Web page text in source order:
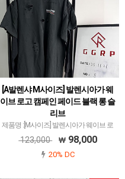
[A발렌샤 M사이즈] 발렌시아가 웨
이브 로고 캠페인 페이드 블랙 롱 슬
리브
제품명 :[M사이즈] 발렌시아가 웨이브 로
고 캠페인 페이드 블랙 롱 슬리브공장 : A
하는 곳입니다.옷 실루엣 그 자체는 zp와
123,000 98,000
20% DC